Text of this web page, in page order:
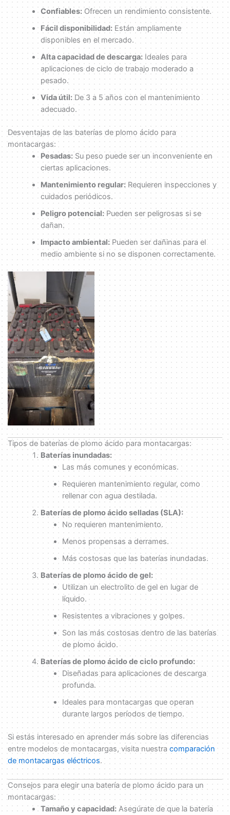
Confiables:Ofrecen un rendimiento consistente.
Fácil disponibilidad:Están ampliamente
disponibles en el mercado.
Alta capacidad de descarga:Ideales para
aplicaciones de ciclo de trabajo moderado a
pesado.
Vida útil:De 3 a 5 años con el mantenimiento
adecuado.
Desventajas de las baterías de plomo ácido para
montacargas:
Pesadas:Su peso puede ser un inconveniente en
ciertas aplicaciones.
Mantenimiento regular:Requieren inspecciones y
cuidados periódicos.
Peligro potencial:Pueden ser peligrosas si se
dañan.
Impacto ambiental:Pueden ser dañinas para el
medio ambiente si no se disponen correctamente.
Tipos de baterías de plomo ácido para montacargas:
Baterías inundadas:
Las más comunes y económicas.
Requieren mantenimiento regular, como
rellenar con agua destilada.
Baterías de plomo ácido selladas (SLA):
No requieren mantenimiento.
Menos propensas a derrames.
Más costosas que las baterías inundadas.
Baterías de plomo ácido de gel:
Utilizan un electrolito de gel en lugar de
líquido.
Resistentes a vibraciones y golpes.
Son las más costosas dentro de las baterías
de plomo ácido.
Baterías de plomo ácido de ciclo profundo:
Diseñadas para aplicaciones de descarga
profunda.
Ideales para montacargas que operan
durante largos períodos de tiempo.
Si estás interesado en aprender más sobre las diferencias
entre modelos de montacargas, visita nuestra comparación
de montacargas eléctricos.
Consejos para elegir una batería de plomo ácido para un
montacargas:
Tamaño y capacidad:Asegúrate de que la batería